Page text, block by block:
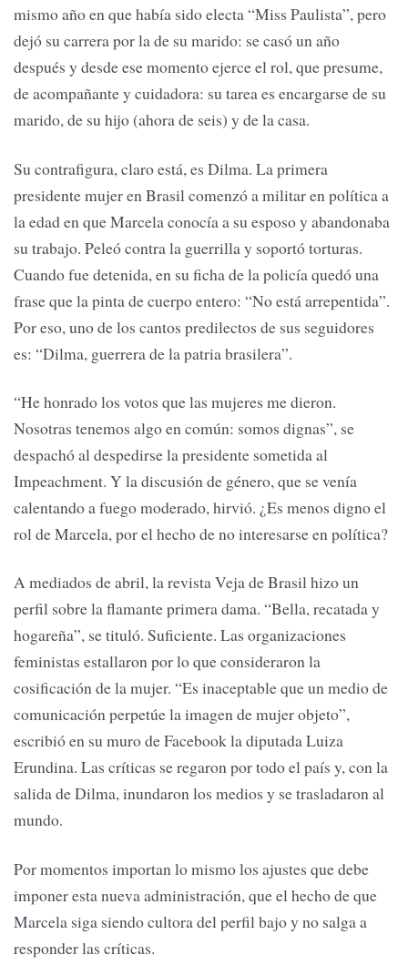
mismo año en que había sido electa “Miss Paulista”, pero
dejó su carrera por la de su marido: se casó un año
después y desde ese momento ejerce el rol, que presume,
de acompañante y cuidadora: su tarea es encargarse de su
marido, de su hijo (ahora de seis) y de la casa.
Su contrafigura, claro está, es Dilma. La primera
presidente mujer en Brasil comenzó a militar en política a
la edad en que Marcela conocía a su esposo y abandonaba
su trabajo. Peleó contra la guerrilla y soportó torturas.
Cuando fue detenida, en su ficha de la policía quedó una
frase que la pinta de cuerpo entero: “No está arrepentida”.
Por eso, uno de los cantos predilectos de sus seguidores
es: “Dilma, guerrera de la patria brasilera”.
“He honrado los votos que las mujeres me dieron.
Nosotras tenemos algo en común: somos dignas”, se
despachó al despedirse la presidente sometida al
Impeachment. Y la discusión de género, que se venía
calentando a fuego moderado, hirvió. ¿Es menos digno el
rol de Marcela, por el hecho de no interesarse en política?
A mediados de abril, la revista Veja de Brasil hizo un
perfil sobre la flamante primera dama. “Bella, recatada y
hogareña”, se tituló. Suficiente. Las organizaciones
feministas estallaron por lo que consideraron la
cosificación de la mujer. “Es inaceptable que un medio de
comunicación perpetúe la imagen de mujer objeto”,
escribió en su muro de Facebook la diputada Luiza
Erundina. Las críticas se regaron por todo el país y, con la
salida de Dilma, inundaron los medios y se trasladaron al
mundo.
Por momentos importan lo mismo los ajustes que debe
imponer esta nueva administración, que el hecho de que
Marcela siga siendo cultora del perfil bajo y no salga a
responder las críticas.